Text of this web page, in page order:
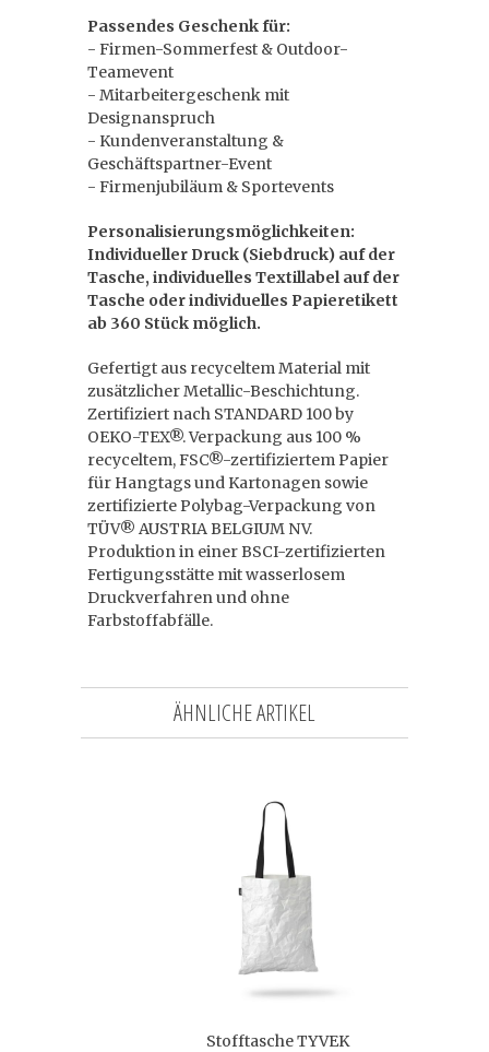
Passendes Geschenk für:
- Firmen-Sommerfest & Outdoor-
Teamevent
- Mitarbeitergeschenk mit
Designanspruch
- Kundenveranstaltung &
Geschäftspartner-Event
- Firmenjubiläum & Sportevents
Personalisierungsmöglichkeiten:
Individueller Druck (Siebdruck) auf der
Tasche, individuelles Textillabel auf der
Tasche oder individuelles Papieretikett
ab 360 Stück möglich.
Gefertigt aus recyceltem Material mit
zusätzlicher Metallic-Beschichtung.
Zertifiziert nach STANDARD 100 by
OEKO-TEX®. Verpackung aus 100 %
recyceltem, FSC®-zertifiziertem Papier
für Hangtags und Kartonagen sowie
zertifizierte Polybag-Verpackung von
TÜV® AUSTRIA BELGIUM NV.
Produktion in einer BSCI-zertifizierten
Fertigungsstätte mit wasserlosem
Druckverfahren und ohne
Farbstoffabfälle.
ÄHNLICHE ARTIKEL
Stofftasche TYVEK